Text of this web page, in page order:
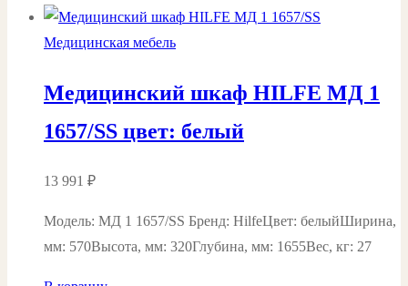
Медицинская мебель
Медицинский шкаф HILFE МД 1
1657/SS цвет: белый
13 991 ₽
Модель: МД 1 1657/SS Бренд: HilfeЦвет: белыйШирина,
мм: 570Высота, мм: 320Глубина, мм: 1655Вес, кг: 27